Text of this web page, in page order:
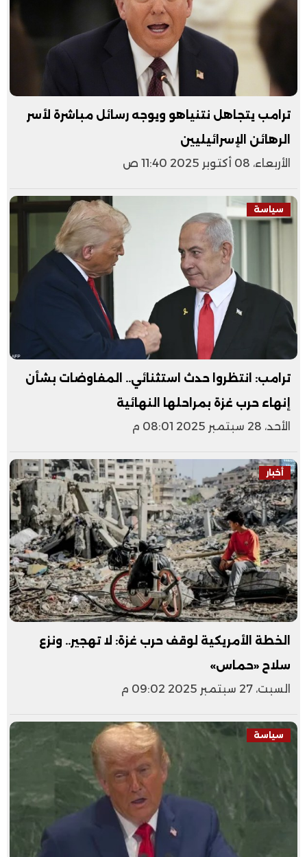
ترامب يتجاهل نتنياهو ويوجه رسائل مباشرة لأسر
الرهائن الإسرائيليين
الأربعاء، 08 أكتوبر 2025 11:40 ص
سياسة
ترامب: انتظروا حدث استثنائي.. المفاوضات بشأن
إنهاء حرب غزة بمراحلها النهائية
الأحد، 28 سبتمبر 2025 08:01 م
أخبار
الخطة الأمريكية لوقف حرب غزة: لا تهجير.. ونزع
سلاح «حماس»
السبت، 27 سبتمبر 2025 09:02 م
سياسة